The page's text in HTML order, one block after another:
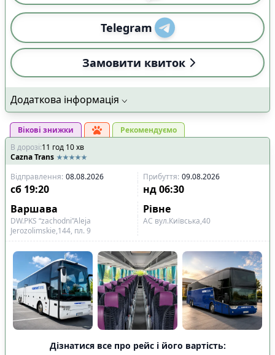
Telegram
Замовити квиток
Додаткова інформація
Вікові знижки
Рекомендуємо
В дорозі:11 год 10хв
Cazna Trans
Відправлення: 08.08.2026 Прибуття: 09.08.2026
сб 19:20 нд 06:30
Варшава
Рівне
DW.PKS “zachodni”Aleja
Jerozolimskie,144, пл. 9
АС вул.Київська,40
Дізнатися все про рейс і його вартість: